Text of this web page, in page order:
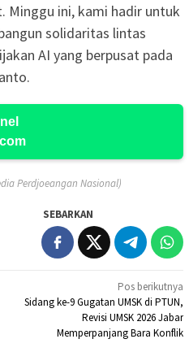
Minggu ini, kami hadir untuk
solidaritas lintas
AI yang berpusat pada
Perdjoeangan Nasional)
SEBARKAN
Pos berikutnya
Sidang ke-9 Gugatan UMSK di PTUN,
Revisi UMSK 2026 Jabar
Memperpanjang Bara Konflik